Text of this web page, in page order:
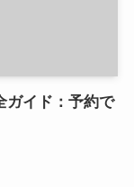
ガイド：予約で